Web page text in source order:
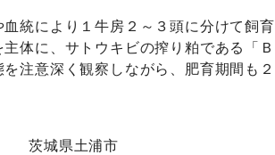
統により１牛房２～３頭に分けて飼
体に、サトウキビの搾り粕である「
注意深く観察しながら、肥育期間も
茨城県土浦市